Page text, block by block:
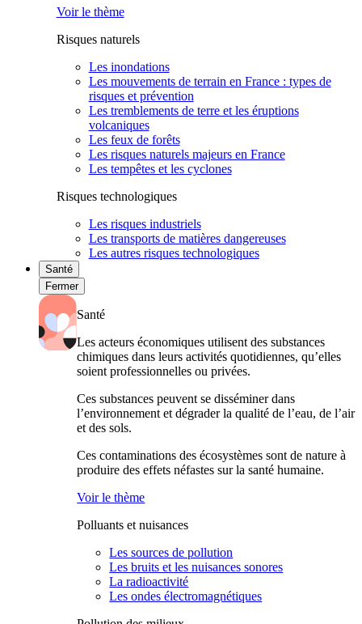
Voir le thème
Risques naturels
Les inondations
Les mouvements de terrain en France : types de
risques et prévention
Les tremblements de terre et les éruptions
volcaniques
Les feux de forêts
Les risques naturels majeurs en France
Les tempêtes et les cyclones
Risques technologiques
Les risques industriels
Les transports de matières dangereuses
Les autres risques technologiques
Santé
Fermer
Santé
Les acteurs économiques utilisent des substances
chimiques dans leurs activités quotidiennes, qu’elles
soient professionnelles ou privées.
Ces substances peuvent se disséminer dans
l’environnement et dégrader la qualité de l’eau, de l’air
et des sols.
Ces contaminations des écosystèmes sont de nature à
produire des effets néfastes sur la santé humaine.
Voir le thème
Polluants et nuisances
Les sources de pollution
Les bruits et les nuisances sonores
La radioactivité
Les ondes électromagnétiques